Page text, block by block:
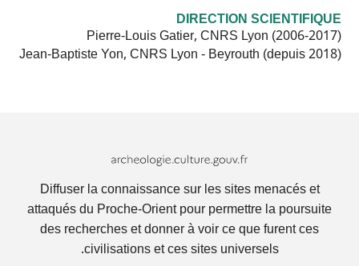
DIRECTION SCIENTIFIQUE
Pierre-Louis Gatier, CNRS Lyon (2006-2017)
Jean-Baptiste Yon, CNRS Lyon - Beyrouth (depuis 2018)
Archeologie.culture.fr
Diffuser la connaissance sur les sites menacés et
attaqués du Proche-Orient pour permettre la poursuite
des recherches et donner à voir ce que furent ces
civilisations et ces sites universels.